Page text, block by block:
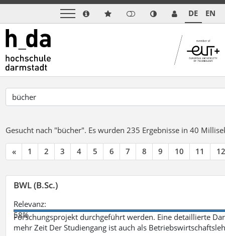
DE EN
Gesucht nach "bücher". Es wurden 235 Ergebnisse in 40
« 1 2 3 4 5 6 7 8 9 10 11 12
BWL (B.Sc.)
Relevanz:
58%
Forschungsprojekt durchgeführt werden. Eine detaillierte
mehr Zeit Der Studiengang ist auch als